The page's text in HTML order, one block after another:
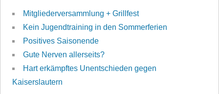
Mitgliederversammlung + Grillfest
Kein Jugendtraining in den Sommerferien
Positives Saisonende
Gute Nerven allerseits?
Hart erkämpftes Unentschieden gegen
Kaiserslautern